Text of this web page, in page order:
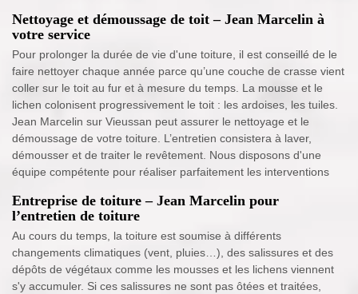
Nettoyage et démoussage de toit – Jean Marcelin à
votre service
Pour prolonger la durée de vie d'une toiture, il est conseillé de le
faire nettoyer chaque année parce qu’une couche de crasse vient
coller sur le toit au fur et à mesure du temps. La mousse et le
lichen colonisent progressivement le toit : les ardoises, les tuiles.
Jean Marcelin sur Vieussan peut assurer le nettoyage et le
démoussage de votre toiture. L’entretien consistera à laver,
démousser et de traiter le revêtement. Nous disposons d'une
équipe compétente pour réaliser parfaitement les interventions
Entreprise de toiture – Jean Marcelin pour
l’entretien de toiture
Au cours du temps, la toiture est soumise à différents
changements climatiques (vent, pluies…), des salissures et des
dépôts de végétaux comme les mousses et les lichens viennent
s'y accumuler. Si ces salissures ne sont pas ôtées et traitées,